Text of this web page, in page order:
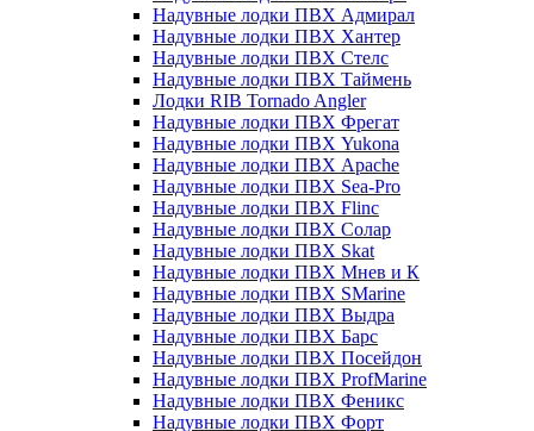
Надувные лодки ПВХ Адмирал
Надувные лодки ПВХ Хантер
Надувные лодки ПВХ Стелс
Надувные лодки ПВХ Таймень
Лодки RIB Tornado Angler
Надувные лодки ПВХ Фрегат
Надувные лодки ПВХ Yukona
Надувные лодки ПВХ Apache
Надувные лодки ПВХ Sea-Pro
Надувные лодки ПВХ Flinc
Надувные лодки ПВХ Солар
Надувные лодки ПВХ Skat
Надувные лодки ПВХ Мнев и К
Надувные лодки ПВХ SMarine
Надувные лодки ПВХ Выдра
Надувные лодки ПВХ Барс
Надувные лодки ПВХ Посейдон
Надувные лодки ПВХ ProfMarine
Надувные лодки ПВХ Феникс
Надувные лодки ПВХ Форт